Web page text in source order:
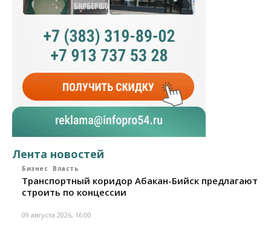
Лента новостей
Бизнес Власть
Транспортный коридор Абакан-Бийск предлагают
строить по концессии
09 августа 2026, 16:00